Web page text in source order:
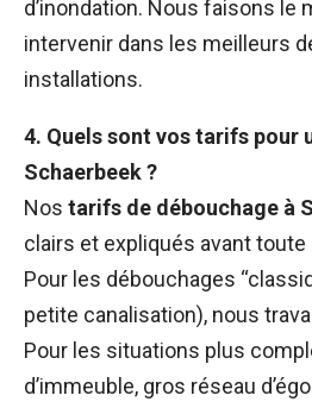
d’inondation. Nous faisons le
intervenir dans les meilleurs
installations.
4. Quels sont vos tarifs pour
Schaerbeek ?
Nos tarifs de débouchage à
clairs et expliqués avant
Pour les débouchages
petite canalisation), nous
Pour les situations plus
d’immeuble, gros réseau